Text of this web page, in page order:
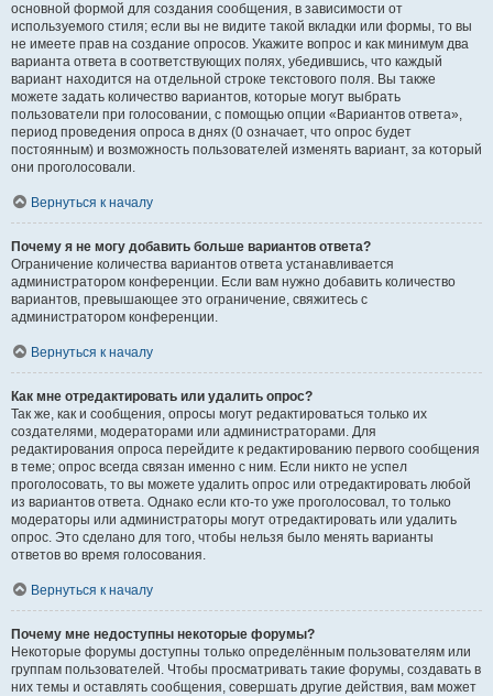
основной формой для создания сообщения, в зависимости от
используемого стиля; если вы не видите такой вкладки или формы, то вы
не имеете прав на создание опросов. Укажите вопрос и как минимум два
варианта ответа в соответствующих полях, убедившись, что каждый
вариант находится на отдельной строке текстового поля. Вы также
можете задать количество вариантов, которые могут выбрать
пользователи при голосовании, с помощью опции «Вариантов ответа»,
период проведения опроса в днях (0 означает, что опрос будет
постоянным) и возможность пользователей изменять вариант, за который
они проголосовали.
Вернуться к началу
Почему я не могу добавить больше вариантов ответа?
Ограничение количества вариантов ответа устанавливается
администратором конференции. Если вам нужно добавить количество
вариантов, превышающее это ограничение, свяжитесь с
администратором конференции.
Вернуться к началу
Как мне отредактировать или удалить опрос?
Так же, как и сообщения, опросы могут редактироваться только их
создателями, модераторами или администраторами. Для
редактирования опроса перейдите к редактированию первого сообщения
в теме; опрос всегда связан именно с ним. Если никто не успел
проголосовать, то вы можете удалить опрос или отредактировать любой
из вариантов ответа. Однако если кто-то уже проголосовал, то только
модераторы или администраторы могут отредактировать или удалить
опрос. Это сделано для того, чтобы нельзя было менять варианты
ответов во время голосования.
Вернуться к началу
Почему мне недоступны некоторые форумы?
Некоторые форумы доступны только определённым пользователям или
группам пользователей. Чтобы просматривать такие форумы, создавать в
них темы и оставлять сообщения, совершать другие действия, вам может